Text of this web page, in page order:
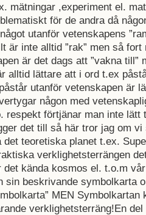
mätningar ,experiment el.
för de andra då
utanför vetenskapens
är inte alltid ”rak” men så fort
är det dags att ”vakna till”
alltid lättare att i ord t.ex
utanför vetenskapen är
någon med
respekt förtjänar man inte lätt
det till så här tror jag om vi
det teoretiska planet t.ex.
verklighetsterrängen
det kända kosmos el. t.o.m
sin beskrivande symbolkarta
MEN Symbolkartan
verklighetsterräng!En